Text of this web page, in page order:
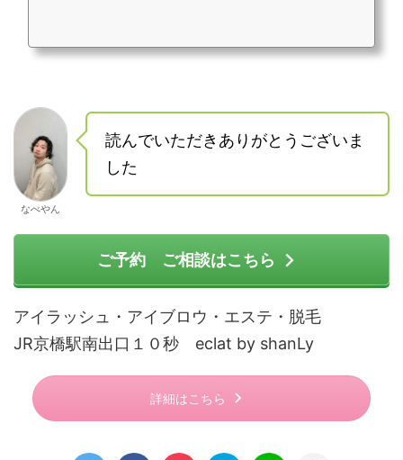
なべやん
読んでいただきありがとうございま
した
ご予約 ご相談はこちら
アイラッシュ・アイブロウ・エステ・脱毛
JR京橋駅南出口１０秒 eclat by shanLy
詳細はこちら